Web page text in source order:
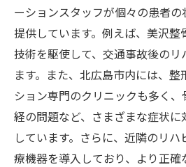
ーションスタッフが個々の患者
提供しています。例えば、美沢
技術を駆使して、交通事故後のリ
ます。また、北広島市内には、
ション専門のクリニックも多く
経の問題など、さまざまな症状
しています。さらに、近隣のリ
療機器を導入しており、より正